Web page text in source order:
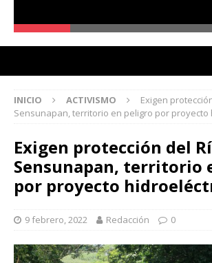
INICIO ACTIVISMO
Exigen
Sensunapan, territorio en peligro por proyecto
Exigen protección del
Sensunapan, territorio
por proyecto
9 febrero, 2022 Redacción 0